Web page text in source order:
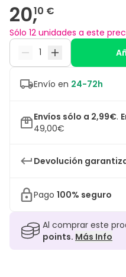
20,10 €
Sólo 12 unidades a este
Envío en 24-72h
Envíos sólo a 2,99€.
49,00€
Devolución
Pago 100% seguro
Al comprar este
points. Más Info